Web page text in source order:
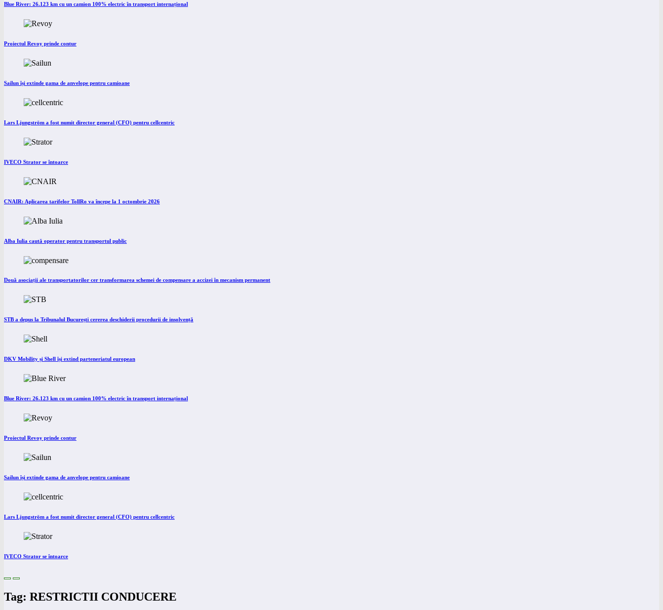
Blue River: 26.123 km cu un camion 100% electric în transport internațional
Proiectul Revoy prinde contur
Sailun își extinde gama de anvelope pentru camioane
Lars Ljungström a fost numit director general (CFO) pentru cellcentric
IVECO Strator se întoarce
CNAIR: Aplicarea tarifelor TollRo va începe la 1 octombrie 2026
Alba Iulia caută operator pentru transportul public
Două asociații ale transportatorilor cer transformarea schemei de compensare a accizei în mecanism permanent
STB a depus la Tribunalul București cererea deschiderii procedurii de insolvență
DKV Mobility și Shell își extind parteneriatul european
Blue River: 26.123 km cu un camion 100% electric în transport internațional
Proiectul Revoy prinde contur
Sailun își extinde gama de anvelope pentru camioane
Lars Ljungström a fost numit director general (CFO) pentru cellcentric
IVECO Strator se întoarce
Tag: RESTRICTII CONDUCERE